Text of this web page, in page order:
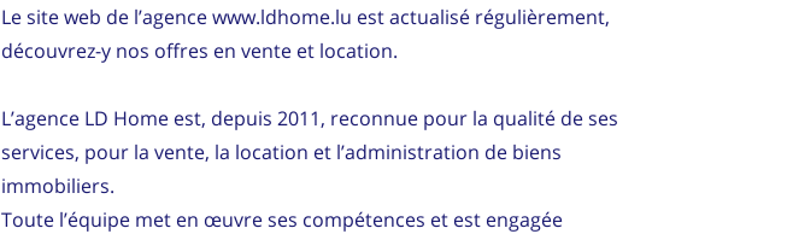
Le site web de l’agence www.ldhome.lu est actualisé régulièrement,
découvrez-y nos offres en vente et location.
L’agence LD Home est, depuis 2011, reconnue pour la qualité de ses
services, pour la vente, la location et l’administration de biens
immobiliers.
Toute l’équipe met en œuvre ses compétences et est engagée